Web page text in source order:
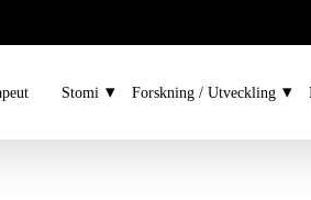
Stomi Forskning / Utveckling